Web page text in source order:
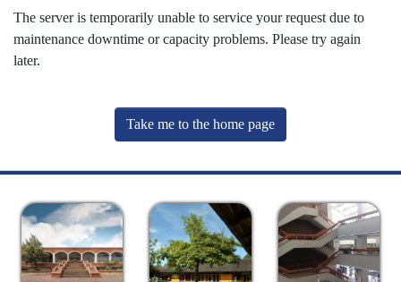
The server is temporarily unable to service your request due to
maintenance downtime or capacity problems. Please try again
later.
Take me to the home page